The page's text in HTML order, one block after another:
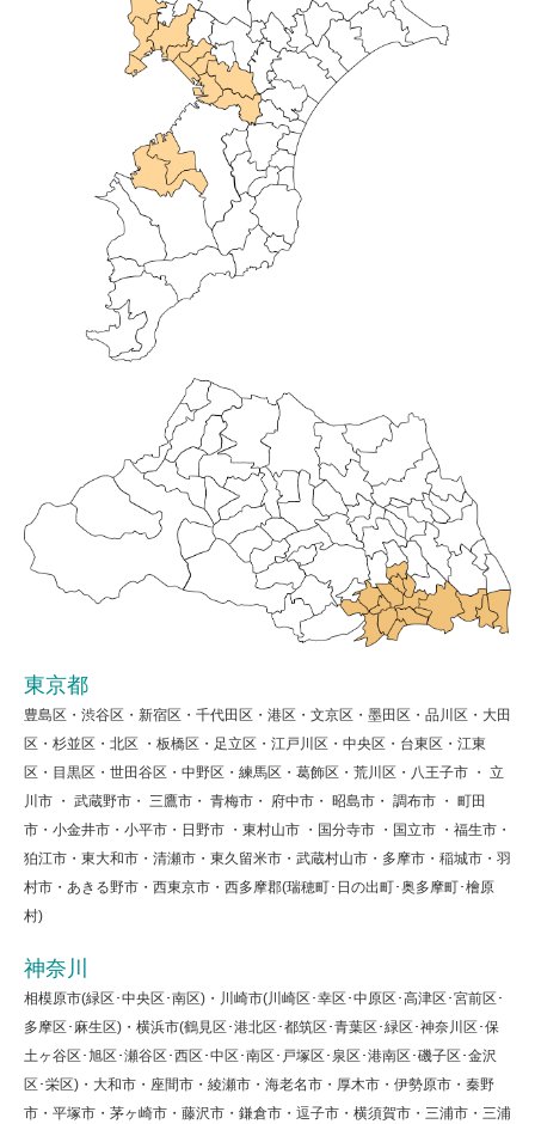
東京都
豊島区・渋谷区・新宿区・千代田区・港区・文京区・墨田区・品川区・大田
区・杉並区・北区 ・板橋区・足立区・江戸川区・中央区・台東区・江東
区・目黒区・世田谷区・中野区・練馬区・葛飾区・荒川区・八王子市 ・ 立
川市 ・ 武蔵野市・ 三鷹市・ 青梅市・ 府中市・ 昭島市・ 調布市 ・ 町田
市・小金井市・小平市・日野市 ・東村山市 ・国分寺市 ・国立市 ・福生市・
狛江市・東大和市・清瀬市・東久留米市・武蔵村山市・多摩市・稲城市・羽
村市・あきる野市・西東京市・西多摩郡(瑞穂町･日の出町･奥多摩町･檜原
村)
神奈川
相模原市(緑区･中央区･南区)・川崎市(川崎区･幸区･中原区･高津区･宮前区･
多摩区･麻生区)・横浜市(鶴見区･港北区･都筑区･青葉区･緑区･神奈川区･保
土ヶ谷区･旭区･瀬谷区･西区･中区･南区･戸塚区･泉区･港南区･磯子区･金沢
区･栄区)・大和市・座間市・綾瀬市・海老名市・厚木市・伊勢原市・秦野
市・平塚市・茅ヶ崎市・藤沢市・鎌倉市・逗子市・横須賀市・三浦市・三浦